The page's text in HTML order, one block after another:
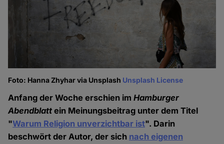
Foto: Hanna Zhyhar via Unsplash Unsplash License
Anfang der Woche erschien imHamburger
Abendblatt ein Meinungsbeitrag unter dem Titel
"Warum Religion unverzichtbar ist". Darin
beschwört der Autor, der sich nach eigenen